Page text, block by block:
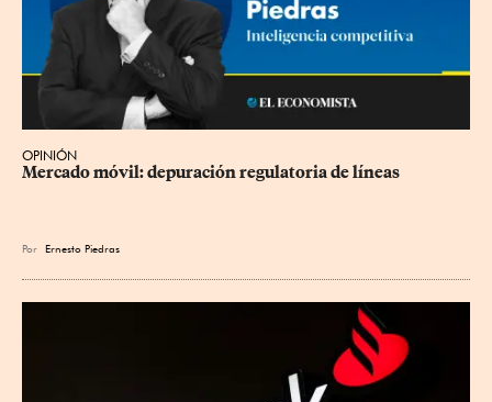
OPINIÓN
Mercado móvil: depuración regulatoria de líneas
Por Ernesto Piedras